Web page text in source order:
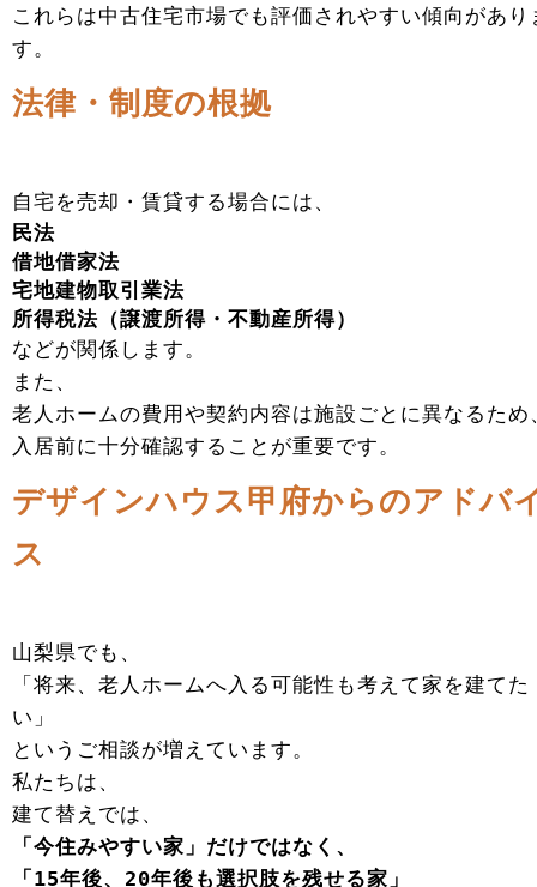
これらは中古住宅市場でも評価されやすい傾向があり
す。
法律・制度の根拠
自宅を売却・賃貸する場合には、
民法
借地借家法
宅地建物取引業法
所得税法（譲渡所得・不動産所得）
などが関係します。
また、
老人ホームの費用や契約内容は施設ごとに異なるため
入居前に十分確認することが重要です。
デザインハウス甲府からのアドバ
ス
山梨県でも、
「将来、老人ホームへ入る可能性も考えて家を建てた
い」
というご相談が増えています。
私たちは、
建て替えでは、
「今住みやすい家」だけではなく、
「15年後、20年後も選択肢を残せる家」